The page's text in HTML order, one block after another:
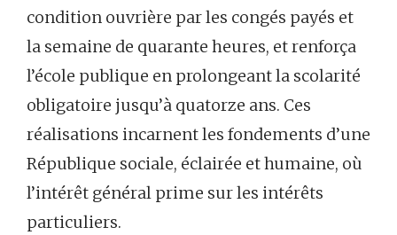
condition ouvrière par les congés payés et
la semaine de quarante heures, et renforça
l’école publique en prolongeant la scolarité
obligatoire jusqu’à quatorze ans. Ces
réalisations incarnent les fondements d’une
République sociale, éclairée et humaine, où
l’intérêt général prime sur les intérêts
particuliers.